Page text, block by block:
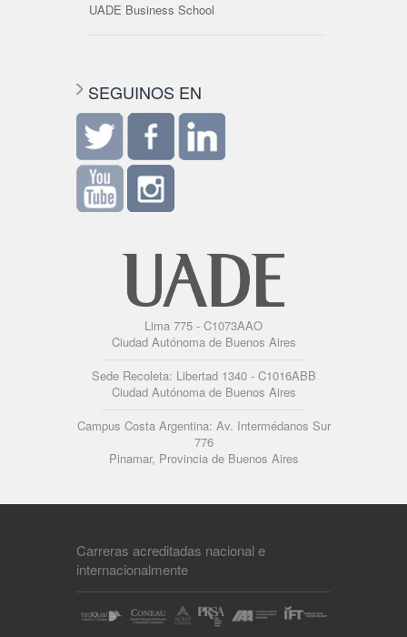
UADE Business School
SEGUINOS EN
Lima 775 - C1073AAO
Ciudad Autónoma de Buenos Aires
Sede Recoleta: Libertad 1340 - C1016ABB
Ciudad Autónoma de Buenos Aires
Campus Costa Argentina: Av. Intermédanos Sur
776
Pinamar, Provincia de Buenos Aires
Carreras acreditadas nacional e
internacionalmente